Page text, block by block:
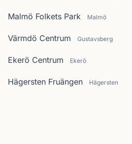
Malmö Folkets Park Malmö
Värmdö Centrum Gustavsberg
Ekerö Centrum Ekerö
Hägersten Fruängen Hägersten